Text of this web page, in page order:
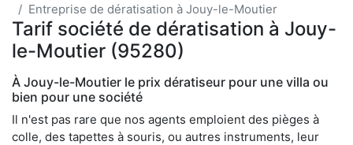
Entreprise de dératisation à Jouy-le-Moutier
Tarif société de dératisation à Jouy-
le-Moutier (95280)
À Jouy-le-Moutier le prix dératiseur pour une villa ou
bien pour une société
Il n'est pas rare que nos agents emploient des pièges à
colle, des tapettes à souris, ou autres instruments, leur